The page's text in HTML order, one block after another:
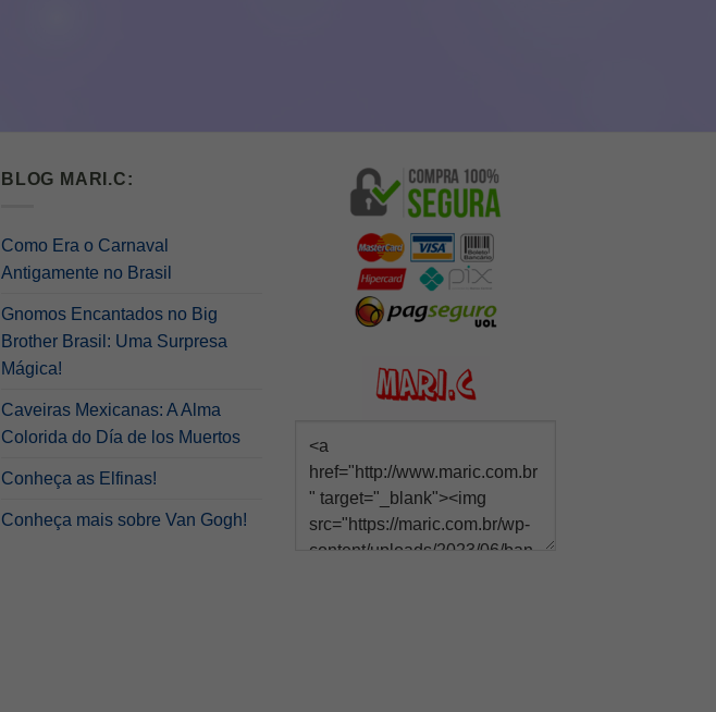
BLOG MARI.C:
Como Era o Carnaval
Antigamente no Brasil
Gnomos Encantados no Big
Brother Brasil: Uma Surpresa
Mágica!
Caveiras Mexicanas: A Alma
Colorida do Día de los Muertos
Conheça as Elfinas!
Conheça mais sobre Van Gogh!